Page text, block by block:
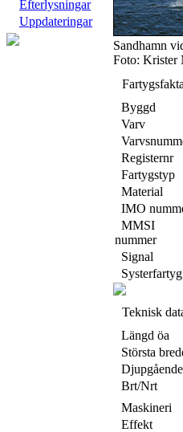
Efterlysningar
Uppdateringar
Sandhamn
Foto: Krister
Byggd
Varv
Registernr
Fartygstyp
Material
IMO
MMSI
nummer
Signal
Systerfartyg
Teknisk
Längd öa
Största
Djupgående
Brt/Nrt
Maskineri
Effekt